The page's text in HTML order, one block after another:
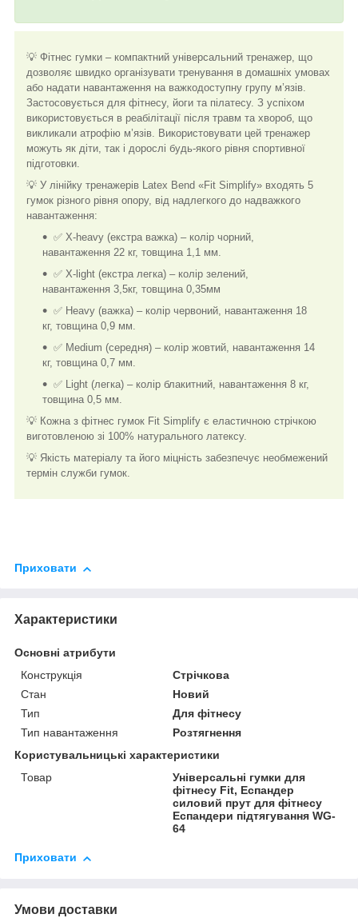
💡 Фітнес гумки – компактний універсальний тренажер, що
дозволяє швидко організувати тренування в домашніх умовах
або надати навантаження на важкодоступну групу м’язів.
Застосовується для фітнесу, йоги та пілатесу. З успіхом
використовується в реабілітації після травм та хвороб, що
викликали атрофію м’язів. Використовувати цей тренажер
можуть як діти, так і дорослі будь-якого рівня спортивної
підготовки.
💡 У лінійку тренажерів Latex Bend «Fit Simplify» входять 5
гумок різного рівня опору, від надлегкого до надважкого
навантаження:
✅ X-heavy (екстра важка) – колір чорний,
навантаження 22 кг, товщина 1,1 мм.
✅ X-light (екстра легка) – колір зелений,
навантаження 3,5кг, товщина 0,35мм
✅ Heavy (важка) – колір червоний, навантаження 18
кг, товщина 0,9 мм.
✅ Medium (середня) – колір жовтий, навантаження 14
кг, товщина 0,7 мм.
✅ Light (легка) – колір блакитний, навантаження 8 кг,
товщина 0,5 мм.
💡 Кожна з фітнес гумок Fit Simplify є еластичною стрічкою
виготовленою зі 100% натурального латексу.
💡 Якість матеріалу та його міцність забезпечує необмежений
термін служби гумок.
Приховати
Характеристики
Основні атрибути
Конструкція
Стрічкова
Стан
Новий
Тип
Для фітнесу
Тип навантаження
Розтягнення
Користувальницькі характеристики
Товар
Універсальні гумки для
фітнесу Fit, Еспандер
силовий прут для фітнесу
Еспандери підтягування WG-
64
Приховати
Умови доставки